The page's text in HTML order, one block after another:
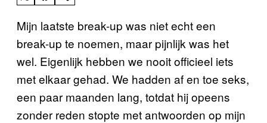
Mijn laatste break-up was niet echt een
break-up te noemen, maar pijnlijk was het
wel. Eigenlijk hebben we nooit officieel iets
met elkaar gehad. We hadden af en toe seks,
een paar maanden lang, totdat hij opeens
zonder reden stopte met antwoorden op mijn